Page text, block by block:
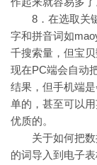
8．在选取关键
字和拼音词如
千搜索量，但宝
现在PC端会自动
结果，但手机端
单的，甚至可以
优质的。
关于如何把数
的词导入到电子